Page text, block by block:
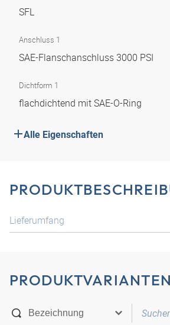
SFL
Anschluss 1
SAE-Flanschanschluss 3000 PSI
Dichtform 1
flachdichtend mit SAE-O-Ring
Alle Eigenschaften
Lieferumfang
PRODUKTVARIANTEN